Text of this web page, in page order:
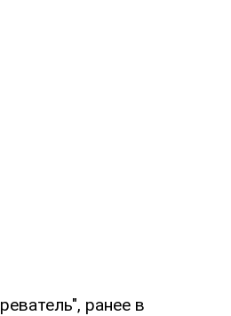
ранее в